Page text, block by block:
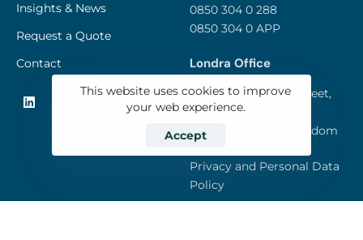
Insights & News
Request a Quote
Contact
0850 304 0 288
0850 304 0 APP
Londra Office
85 Great Portland Street,
First Floor W1W 7LT -
London / United Kingdom
Privacy and Personal Data
Policy
This website uses cookies to improve
your web experience.
Accept